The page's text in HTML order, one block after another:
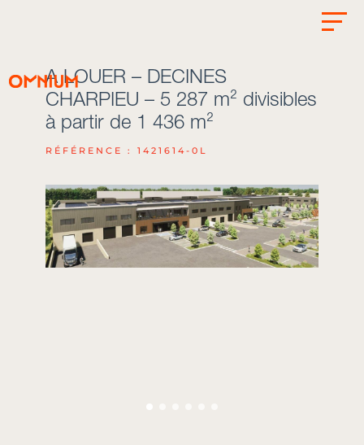
A LOUER – DECINES
CHARPIEU – 5 287 m² divisibles
à partir de 1 436 m²
RÉFÉRENCE : 1421614-0L